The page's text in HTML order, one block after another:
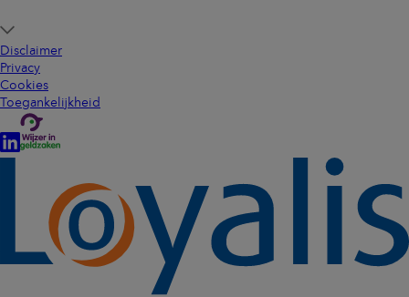
Disclaimer
Privacy
Cookies
Toegankelijkheid